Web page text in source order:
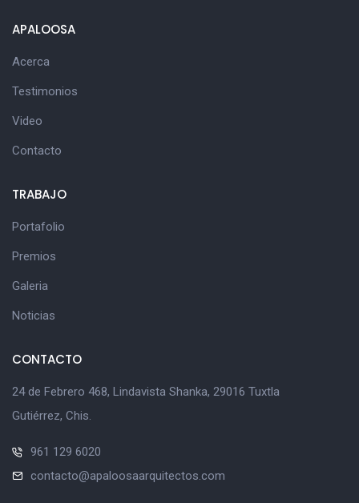
APALOOSA
Acerca
Testimonios
Video
Contacto
TRABAJO
Portafolio
Premios
Galeria
Noticias
CONTACTO
24 de Febrero 468, Lindavista Shanka, 29016 Tuxtla
Gutiérrez, Chis.
961 129 6020
contacto@apaloosaarquitectos.com